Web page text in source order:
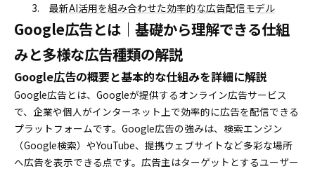
最新AI活用を組み合わせた効率的な広告配信モデル
Google広告とは｜基礎から理解できる仕組
みと多様な広告種類の解説
Google広告の概要と基本的な仕組みを詳細に解説
Google広告とは、Googleが提供するオンライン広告サービス
で、企業や個人がインターネット上で効率的に広告を配信できる
プラットフォームです。Google広告の強みは、検索エンジン
（Google検索）やYouTube、提携ウェブサイトなど多彩な場所
へ広告を表示できる点です。広告主はターゲットとするユーザー